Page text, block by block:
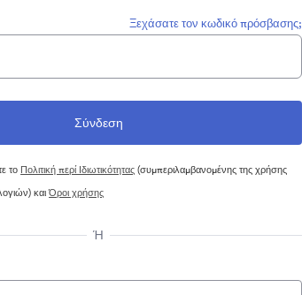
Ξεχάσατε τον κωδικό πρόσβασης;
το Πολιτική περί Ιδιωτικότητας(συμπεριλαμβανομένης της χρήσης
καιΌροι χρήσης
Ή